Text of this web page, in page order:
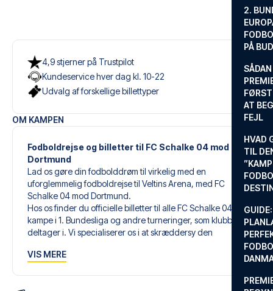
2.
PÅ
AT
FEJL
HVAD
TIL
4,9 stjerner på Trustpilot
Kundeservice hver dag kl. 10-22
Udvalg af forskellige billettyper
OM KAMPEN
Fodboldrejse og billetter til FC Schalke 04 mod
Dortmund
Lad os gøre din fodbolddrøm til virkelig med en
uforglemmelig fodboldrejse til Veltins Arena, med FC
Schalke 04 mod Dortmund.
Hos os finder du officielle billetter til alle FC Schalke 04s
kampe i 1. Bundesliga og andre turneringer, som klubben
deltager i. Vi specialiserer os i at skræddersy den
ønsker og behov.
VIS MERE